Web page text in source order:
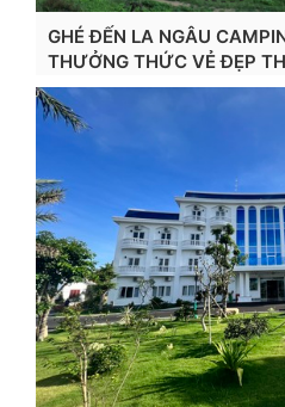
GHÉ ĐẾN LA NGÂU
THƯỞNG THỨC VẺ ĐẸP